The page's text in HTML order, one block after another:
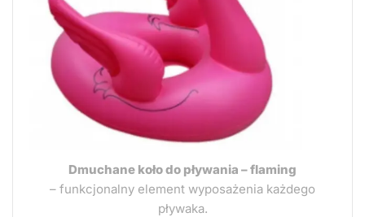
Dmuchane koło do pływania – flaming
– funkcjonalny element wyposażenia każdego
pływaka.